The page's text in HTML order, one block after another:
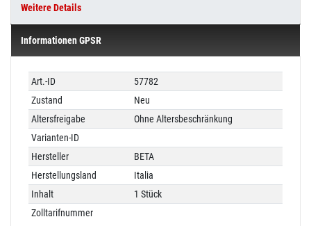
Weitere Details
Informationen GPSR
Technisches
Merkmal
Wert
Art.-ID
57782
Zustand
Neu
Altersfreigabe
Ohne Altersbeschränkung
Varianten-ID
Hersteller
BETA
Herstellungsland
Italia
Inhalt
1 Stück
Zolltarifnummer